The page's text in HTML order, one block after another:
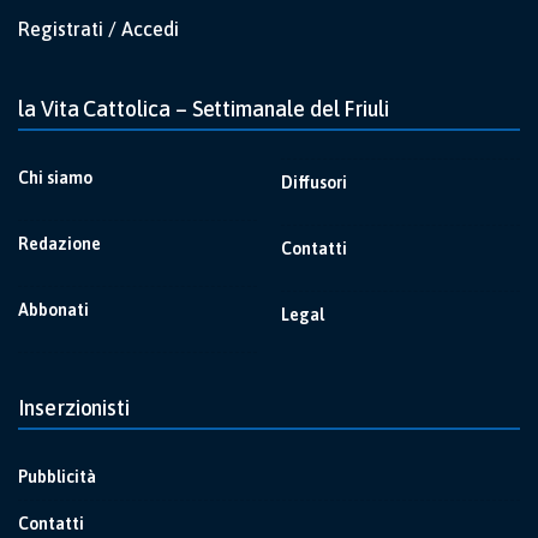
Registrati / Accedi
la Vita Cattolica – Settimanale del Friuli
Chi siamo
Redazione
Abbonati
Diffusori
Contatti
Legal
Inserzionisti
Pubblicità
Contatti